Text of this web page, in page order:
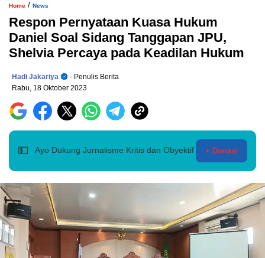
Home / News
Respon Pernyataan Kuasa Hukum
Daniel Soal Sidang Tanggapan JPU,
Shelvia Percaya pada Keadilan Hukum
Hadi Jakariya
- Penulis Berita
Rabu, 18 Oktober 2023
💵 Ayo Dukung Jurnalisme Kritis dan Obyektif + Donasi